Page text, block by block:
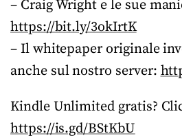
– Craig Wright e le sue
https://bit.ly/3okIrtK
– Il whitepaper originale
anche sul nostro server:
Kindle Unlimited gratis?
https://is.gd/BStKbU